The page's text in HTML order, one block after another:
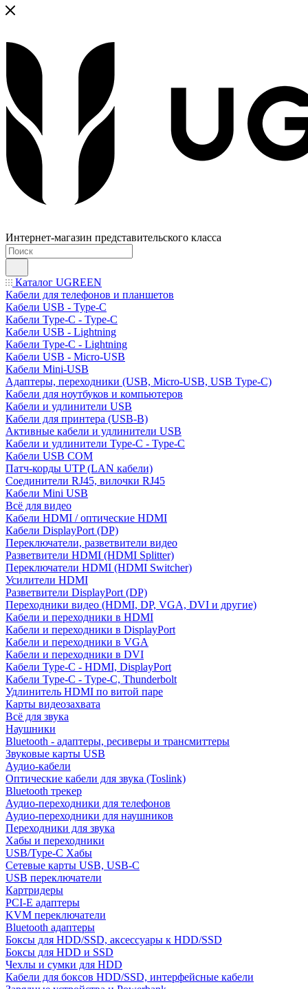
Интернет-магазин представительского класса
Каталог UGREEN
Кабели для телефонов и планшетов
Кабели USB - Type-C
Кабели Type-C - Type-C
Кабели USB - Lightning
Кабели Type-C - Lightning
Кабели USB - Micro-USB
Кабели Mini-USB
Адаптеры, переходники (USB, Micro-USB, USB Type-C)
Кабели для ноутбуков и компьютеров
Кабели и удлинители USB
Кабели для принтера (USB-B)
Активные кабели и удлинители USB
Кабели и удлинители Type-C - Type-C
Кабели USB COM
Патч-корды UTP (LAN кабели)
Соединители RJ45, вилочки RJ45
Кабели Mini USB
Всё для видео
Кабели HDMI / оптические HDMI
Кабели DisplayPort (DP)
Переключатели, разветвители видео
Разветвители HDMI (HDMI Splitter)
Переключатели HDMI (HDMI Switcher)
Усилители HDMI
Разветвители DisplayPort (DP)
Переходники видео (HDMI, DP, VGA, DVI и другие)
Кабели и переходники в HDMI
Кабели и переходники в DisplayPort
Кабели и переходники в VGA
Кабели и переходники в DVI
Кабели Type-C - HDMI, DisplayPort
Кабели Type-C - Type-C, Thunderbolt
Удлинитель HDMI по витой паре
Карты видеозахвата
Всё для звука
Наушники
Bluetooth - адаптеры, ресиверы и трансмиттеры
Звуковые карты USB
Аудио-кабели
Оптические кабели для звука (Toslink)
Bluetooth трекер
Аудио-переходники для телефонов
Аудио-переходники для наушников
Переходники для звука
Хабы и переходники
USB/Type-C Хабы
Сетевые карты USB, USB-C
USB переключатели
Картридеры
PCI-E адаптеры
KVM переключатели
Bluetooth адаптеры
Боксы для HDD/SSD, аксессуары к HDD/SSD
Боксы для HDD и SSD
Чехлы и сумки для HDD
Кабели для боксов HDD/SSD, интерфейсные кабели